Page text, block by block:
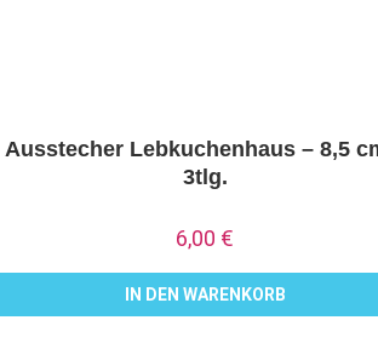
Ausstecher Lebkuchenhaus – 8,5
3tlg.
6,00 €
IN DEN WARENKORB